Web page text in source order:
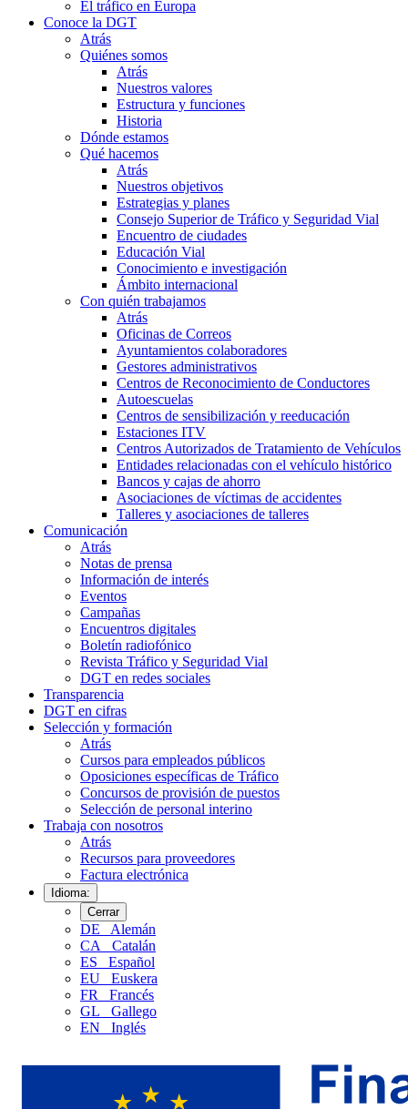
El tráfico en Europa
Conoce la DGT
Atrás
Quiénes somos
Atrás
Nuestros valores
Estructura y funciones
Historia
Dónde estamos
Qué hacemos
Atrás
Nuestros objetivos
Estrategias y planes
Consejo Superior de Tráfico y Seguridad Vial
Encuentro de ciudades
Educación Vial
Conocimiento e investigación
Ámbito internacional
Con quién trabajamos
Atrás
Oficinas de Correos
Ayuntamientos colaboradores
Gestores administrativos
Centros de Reconocimiento de Conductores
Autoescuelas
Centros de sensibilización y reeducación
Estaciones ITV
Centros Autorizados de Tratamiento de Vehículos
Entidades relacionadas con el vehículo histórico
Bancos y cajas de ahorro
Asociaciones de víctimas de accidentes
Talleres y asociaciones de talleres
Comunicación
Atrás
Notas de prensa
Información de interés
Eventos
Campañas
Encuentros digitales
Boletín radiofónico
Revista Tráfico y Seguridad Vial
DGT en redes sociales
Transparencia
DGT en cifras
Selección y formación
Atrás
Cursos para empleados públicos
Oposiciones específicas de Tráfico
Concursos de provisión de puestos
Selección de personal interino
Trabaja con nosotros
Atrás
Recursos para proveedores
Factura electrónica
Idioma:
Cerrar
DE
Alemán
CA
Catalán
ES
Español
EU
Euskera
FR
Francés
GL
Gallego
EN
Inglés